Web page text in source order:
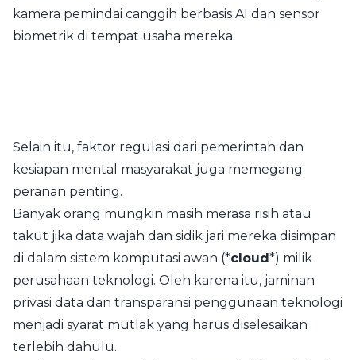
kamera pemindai canggih berbasis AI dan sensor
biometrik di tempat usaha mereka.
Selain itu, faktor regulasi dari pemerintah dan
kesiapan mental masyarakat juga memegang
peranan penting.
Banyak orang mungkin masih merasa risih atau
takut jika data wajah dan sidik jari mereka disimpan
di dalam sistem komputasi awan (*cloud*) milik
perusahaan teknologi. Oleh karena itu, jaminan
privasi data dan transparansi penggunaan teknologi
menjadi syarat mutlak yang harus diselesaikan
terlebih dahulu.